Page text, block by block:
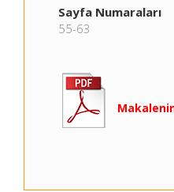
Sayfa Numaraları
55-63